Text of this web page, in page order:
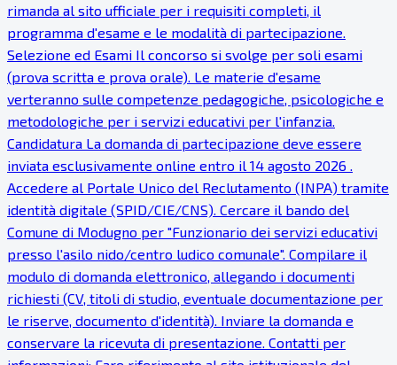
rimanda al sito ufficiale per i requisiti completi, il
programma d'esame e le modalità di partecipazione.
Selezione ed Esami Il concorso si svolge per soli esami
(prova scritta e prova orale). Le materie d'esame
verteranno sulle competenze pedagogiche, psicologiche e
metodologiche per i servizi educativi per l'infanzia.
Candidatura La domanda di partecipazione deve essere
inviata esclusivamente online entro il 14 agosto 2026 .
Accedere al Portale Unico del Reclutamento (INPA) tramite
identità digitale (SPID/CIE/CNS). Cercare il bando del
Comune di Modugno per "Funzionario dei servizi educativi
presso l'asilo nido/centro ludico comunale". Compilare il
modulo di domanda elettronico, allegando i documenti
richiesti (CV, titoli di studio, eventuale documentazione per
le riserve, documento d'identità). Inviare la domanda e
conservare la ricevuta di presentazione. Contatti per